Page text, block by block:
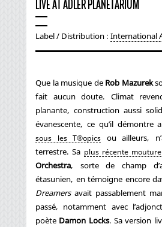
LIVE AT ADLER PLANETARIUM
Label / Distribution : International
Que la musique de Rob Mazurek
fait aucun doute. Climat
planante, construction aussi
évanescente, ce qu’il démontre
sous les T®opics
ou ailleurs,
terrestre. Sa plus récente mouture
Orchestra, sorte de champ
étasunien, en témoigne encore
Dreamersavait passablement
passé, notamment avec
poète Damon Locks. Sa version